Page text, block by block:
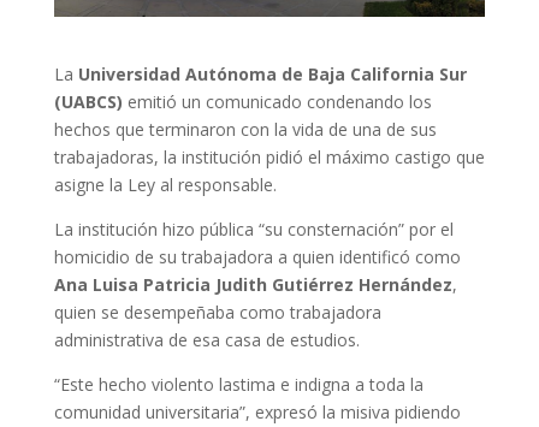
La Universidad Autónoma de Baja California Sur
(UABCS) emitió un comunicado condenando los
hechos que terminaron con la vida de una de sus
trabajadoras, la institución pidió el máximo castigo que
asigne la Ley al responsable.
La institución hizo pública “su consternación” por el
homicidio de su trabajadora a quien identificó como
Ana Luisa Patricia Judith Gutiérrez Hernández,
quien se desempeñaba como trabajadora
administrativa de esa casa de estudios.
“Este hecho violento lastima e indigna a toda la
comunidad universitaria”, expresó la misiva pidiendo